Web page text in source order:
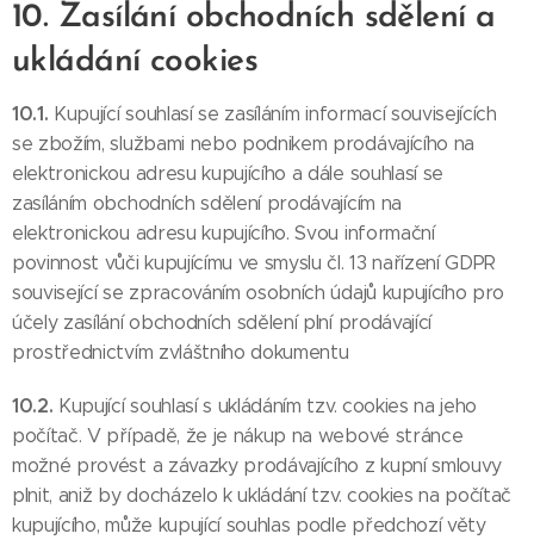
10. Zasílání obchodních sdělení a
ukládání cookies
10.1. Kupující souhlasí se zasíláním informací souvisejících
se zbožím, službami nebo podnikem prodávajícího na
elektronickou adresu kupujícího a dále souhlasí se
zasíláním obchodních sdělení prodávajícím na
elektronickou adresu kupujícího. Svou informační
povinnost vůči kupujícímu ve smyslu čl. 13 nařízení GDPR
související se zpracováním osobních údajů kupujícího pro
účely zasílání obchodních sdělení plní prodávající
prostřednictvím zvláštního dokumentu
10.2. Kupující souhlasí s ukládáním tzv. cookies na jeho
počítač. V případě, že je nákup na webové stránce
možné provést a závazky prodávajícího z kupní smlouvy
plnit, aniž by docházelo k ukládání tzv. cookies na počítač
kupujícího, může kupující souhlas podle předchozí věty